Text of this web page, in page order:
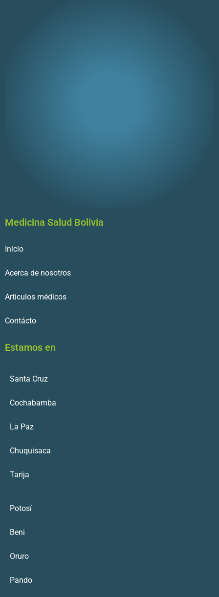
Medicina Salud Bolivia
Inicio
Acerca de nosotros
Articulos médicos
Contácto
Estamos en
Santa Cruz
Cochabamba
La Paz
Chuquisaca
Tarija
Potosí
Beni
Oruro
Pando